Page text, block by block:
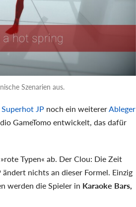
Szenarien aus.
Superhot JP noch ein weitererAbleger
GameTomo entwickelt, das dafür
Typen« ab. Der Clou: Die Zeit
nichts an dieser Formel. Einzig
werden die Spieler in Karaoke Bars,